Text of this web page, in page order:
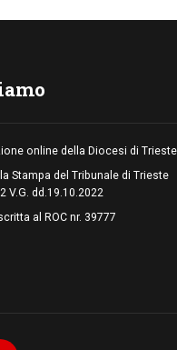
online della Diocesi di Trieste
Stampa del Tribunale di Trieste
V.G. dd.19.10.2022
al ROC nr. 39777